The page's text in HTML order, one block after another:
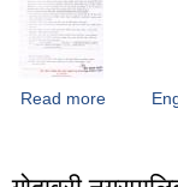
Read more about